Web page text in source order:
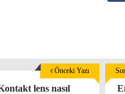
lens nasıl
Önceki Yazı